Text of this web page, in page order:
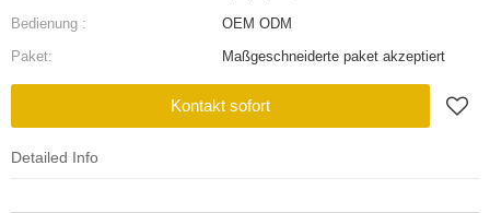
Bedienung :
OEM ODM
Paket:
Maßgeschneiderte paket akzeptiert
Kontakt sofort
Detailed Info